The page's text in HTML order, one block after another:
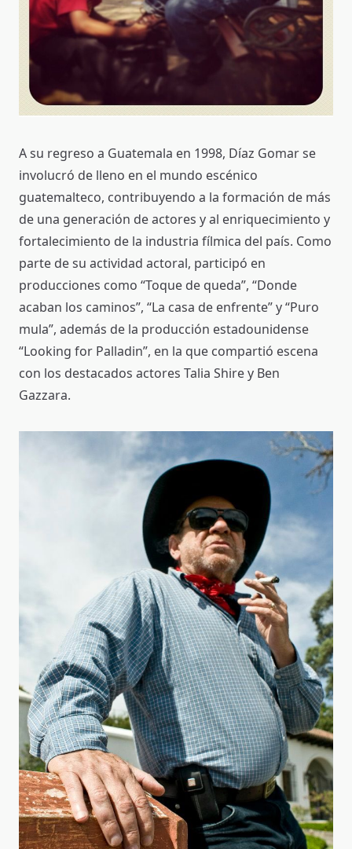
A su regreso a Guatemala en 1998, Díaz Gomar se
involucró de lleno en el mundo escénico
guatemalteco, contribuyendo a la formación de más
de una generación de actores y al enriquecimiento y
fortalecimiento de la industria fílmica del país. Como
parte de su actividad actoral, participó en
producciones como “Toque de queda”, “Donde
acaban los caminos”, “La casa de enfrente” y “Puro
mula”, además de la producción estadounidense
“Looking for Palladin”, en la que compartió escena
con los destacados actores Talia Shire y Ben
Gazzara.